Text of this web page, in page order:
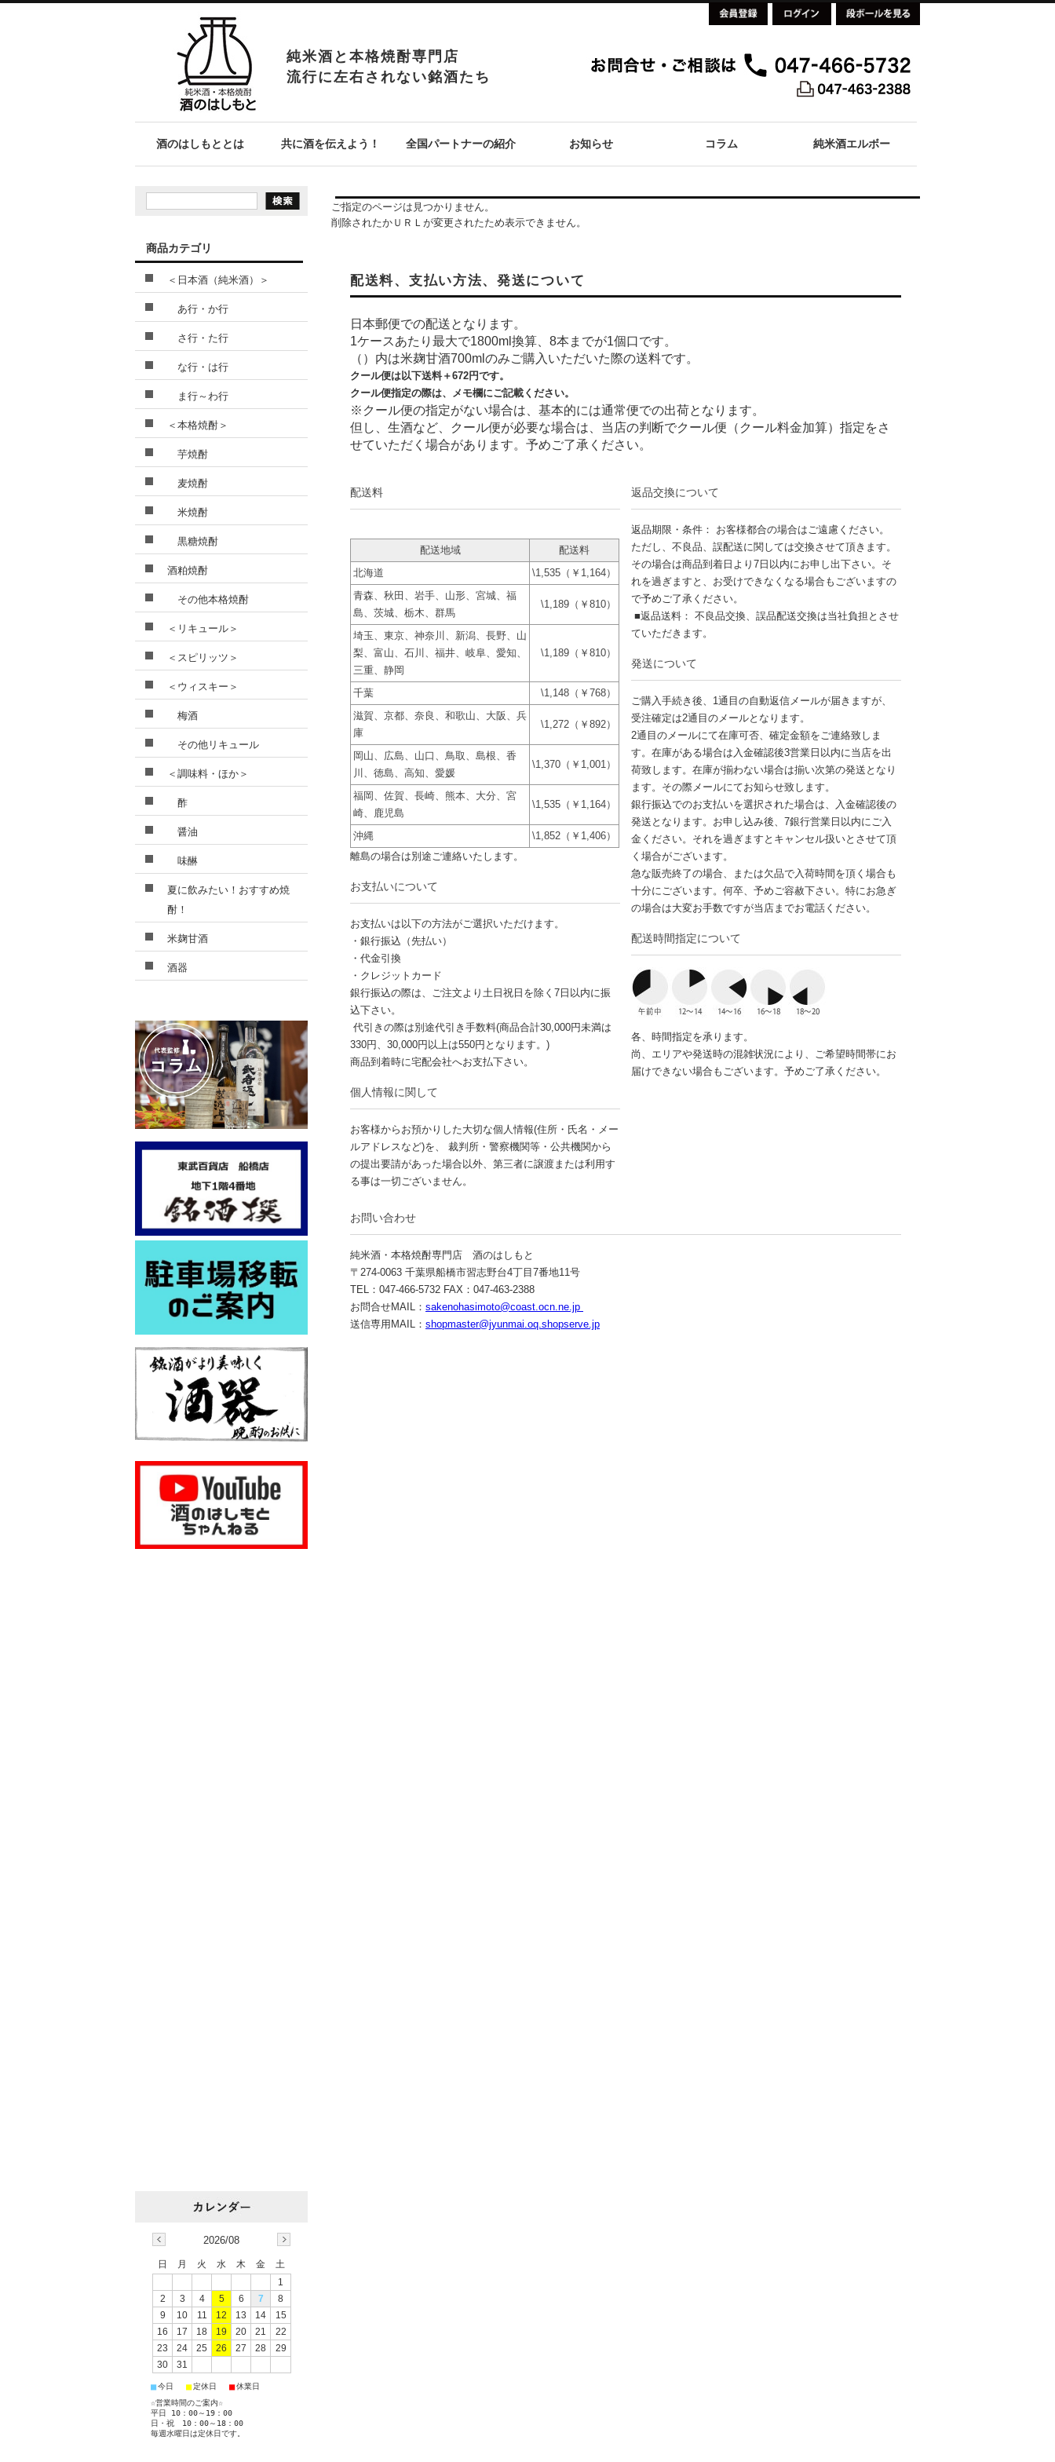
純米酒と本格焼酎専門店
流行に左右されない銘酒たち
酒のはしもととは 共に酒を伝えよう！ 全国パートナーの紹介 お知らせ コラム 純米酒エルボー
ご指定のページは見つかりません。
削除されたかＵＲＬが変更されたため表示できません。
配送料、支払い方法、発送について
日本郵便での配送となります。
1ケースあたり最大で1800ml換算、8本までが1個口です。
（）内は米麹甘酒700mlのみご購入いただいた際の送料です。
クール便は以下送料＋672円です。
クール便指定の際は、メモ欄にご記載ください。
※クール便の指定がない場合は、基本的には通常便での出荷となります。
但し、生酒など、クール便が必要な場合は、当店の判断でクール便（クール料金加算）指定をさ
せていただく場合があります。予めご了承ください。
配送料
配送地域
配送料
北海道
\1,535（￥1,164）
青森、秋田、岩手、山形、宮城、福
島、茨城、栃木、群馬
\1,189（￥810）
埼玉、東京、神奈川、新潟、長野、山
梨、富山、石川、福井、岐阜、愛知、
三重、静岡
\1,189（￥810）
千葉
\1,148（￥768）
滋賀、京都、奈良、和歌山、大阪、兵
庫
\1,272（￥892）
岡山、広島、山口、鳥取、島根、香
川、徳島、高知、愛媛
\1,370（￥1,001）
福岡、佐賀、長崎、熊本、大分、宮
崎、鹿児島
\1,535（￥1,164）
沖縄
\1,852（￥1,406）
離島の場合は別途ご連絡いたします。
お支払いについて
お支払いは以下の方法がご選択いただけます。
・銀行振込（先払い）
・代金引換
・クレジットカード
銀行振込の際は、ご注文より土日祝日を除く7日以内に振
込下さい。
代引きの際は別途代引き手数料(商品合計30,000円未満は
330円、30,000円以上は550円となります。)
商品到着時に宅配会社へお支払下さい。
個人情報に関して
お客様からお預かりした大切な個人情報(住所・氏名・メー
ルアドレスなど)を、 裁判所・警察機関等・公共機関から
の提出要請があった場合以外、第三者に譲渡または利用す
る事は一切ございません。
返品交換について
返品期限・条件： お客様都合の場合はご遠慮ください。
ただし、不良品、誤配送に関しては交換させて頂きます。
その場合は商品到着日より7日以内にお申し出下さい。そ
れを過ぎますと、お受けできなくなる場合もございますの
で予めご了承ください。
■返品送料： 不良品交換、誤品配送交換は当社負担とさせ
ていただきます。
発送について
ご購入手続き後、1通目の自動返信メールが届きますが、
受注確定は2通目のメールとなります。
2通目のメールにて在庫可否、確定金額をご連絡致しま
す。在庫がある場合は入金確認後3営業日以内に当店を出
荷致します。在庫が揃わない場合は揃い次第の発送となり
ます。その際メールにてお知らせ致します。
銀行振込でのお支払いを選択された場合は、入金確認後の
発送となります。お申し込み後、7銀行営業日以内にご入
金ください。それを過ぎますとキャンセル扱いとさせて頂
く場合がございます。
急な販売終了の場合、または欠品で入荷時間を頂く場合も
十分にございます。何卒、予めご容赦下さい。特にお急ぎ
の場合は大変お手数ですが当店までお電話ください。
配送時間指定について
各、時間指定を承ります。
尚、エリアや発送時の混雑状況により、ご希望時間帯にお
届けできない場合もございます。予めご了承ください。
お問い合わせ
純米酒・本格焼酎専門店 酒のはしもと
〒274-0063 千葉県船橋市習志野台4丁目7番地11号
TEL：047-466-5732 FAX：047-463-2388
お問合せMAIL： sakenohasimoto@coast.ocn.ne.jp
送信専用MAIL： shopmaster@jyunmai.oq.shopserve.jp
商品カテゴリ
＜日本酒（純米酒）＞
あ行・か行
さ行・た行
な行・は行
ま行～わ行
＜本格焼酎＞
芋焼酎
麦焼酎
米焼酎
黒糖焼酎
酒粕焼酎
その他本格焼酎
＜リキュール＞
＜スピリッツ＞
＜ウィスキー＞
梅酒
その他リキュール
＜調味料・ほか＞
酢
醤油
味醂
夏に飲みたい！おすすめ焼
酎！
米麹甘酒
酒器
2026/08
日 月 火 水 木 金
土
1
2
3 4 5 6 7
8
9
10 11 12 13 14
15
16
17 18 19 20 21
22
23
24 25 26 27 28
29
30
31
■今日 ■定休日 ■休業日
☆営業時間のご案内☆
平日 10：00～19：00
日・祝 10：00～18：00
毎週水曜日は定休日です。